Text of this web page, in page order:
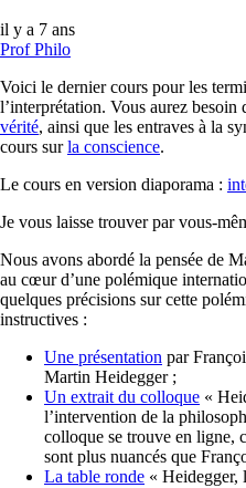
il y a 7 ans
Prof Philo
Voici le dernier cours pour les
l’interprétation. Vous aurez besoin
vérité, ainsi que les entraves à la
cours surla conscience.
Le cours en version diaporama :
Je vous laisse trouver par vous-
Nous avons abordé la pensée de
au cœur d’une polémique
quelques précisions sur cette
instructives :
Une présentation par
Martin Heidegger ;
Un extrait du colloque «
l’intervention de la
colloque se trouve en ligne,
sont plus nuancés que
La table ronde « Heidegger,